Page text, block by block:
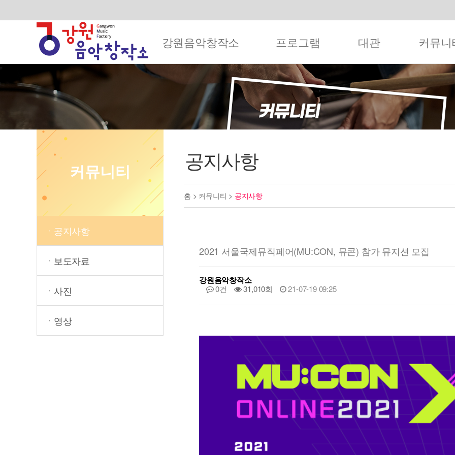
강원음악창작소 프로그램 대관 커뮤니
커뮤니티
ㆍ공지사항
ㆍ보도자료
ㆍ사진
ㆍ영상
공지사항
홈 > 커뮤니티 > 공지사항
2021 서울국제뮤직페어(MU:CON, 뮤콘) 참가 뮤지션 모집
강원음악창작소
0건 31,010회 21-07-19 09:25